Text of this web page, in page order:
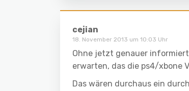
cejian
18. November 2013 um 10:03 Uhr
Ohne jetzt genauer
erwarten, das die ps4/xbone
Das wären durchaus ein